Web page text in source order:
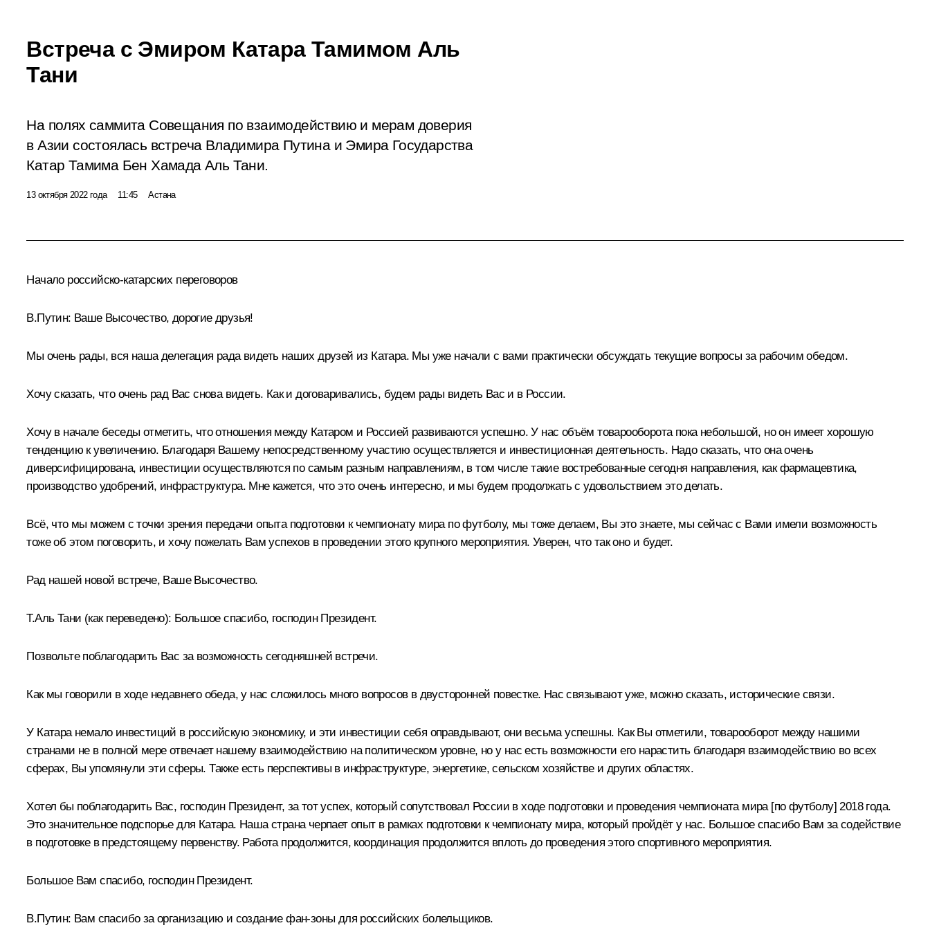
Встреча с Эмиром Катара Тамимом Аль
Тани
На полях саммита Совещания по взаимодействию и мерам доверия
в Азии состоялась встреча Владимира Путина и Эмира Государства
Катар Тамима Бен Хамада Аль Тани.
13 октября 2022 года 11:45 Астана
Начало российско-катарских переговоров
В.Путин: Ваше Высочество, дорогие друзья!
Мы очень рады, вся наша делегация рада видеть наших друзей из Катара. Мы уже начали с вами практически обсуждать текущие вопросы за рабочим обедом.
Хочу сказать, что очень рад Вас снова видеть. Как и договаривались, будем рады видеть Вас и в России.
Хочу в начале беседы отметить, что отношения между Катаром и Россией развиваются успешно. У нас объём товарооборота пока небольшой, но он имеет хорошую
тенденцию к увеличению. Благодаря Вашему непосредственному участию осуществляется и инвестиционная деятельность. Надо сказать, что она очень
диверсифицирована, инвестиции осуществляются по самым разным направлениям, в том числе такие востребованные сегодня направления, как фармацевтика,
производство удобрений, инфраструктура. Мне кажется, что это очень интересно, и мы будем продолжать с удовольствием это делать.
Всё, что мы можем с точки зрения передачи опыта подготовки к чемпионату мира по футболу, мы тоже делаем, Вы это знаете, мы сейчас с Вами имели возможность
тоже об этом поговорить, и хочу пожелать Вам успехов в проведении этого крупного мероприятия. Уверен, что так оно и будет.
Рад нашей новой встрече, Ваше Высочество.
Т.Аль Тани (как переведено): Большое спасибо, господин Президент.
Позвольте поблагодарить Вас за возможность сегодняшней встречи.
Как мы говорили в ходе недавнего обеда, у нас сложилось много вопросов в двусторонней повестке. Нас связывают уже, можно сказать, исторические связи.
У Катара немало инвестиций в российскую экономику, и эти инвестиции себя оправдывают, они весьма успешны. Как Вы отметили, товарооборот между нашими
странами не в полной мере отвечает нашему взаимодействию на политическом уровне, но у нас есть возможности его нарастить благодаря взаимодействию во всех
сферах, Вы упомянули эти сферы. Также есть перспективы в инфраструктуре, энергетике, сельском хозяйстве и других областях.
Хотел бы поблагодарить Вас, господин Президент, за тот успех, который сопутствовал России в ходе подготовки и проведения чемпионата мира [по футболу] 2018 года.
Это значительное подспорье для Катара. Наша страна черпает опыт в рамках подготовки к чемпионату мира, который пройдёт у нас. Большое спасибо Вам за содействие
в подготовке в предстоящему первенству. Работа продолжится, координация продолжится вплоть до проведения этого спортивного мероприятия.
Большое Вам спасибо, господин Президент.
В.Путин: Вам спасибо за организацию и создание фан-зоны для российских болельщиков.